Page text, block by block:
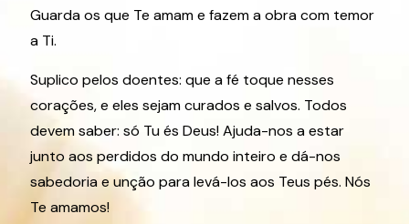
Guarda os que Te amam e fazem a obra com temor
a Ti.
Suplico pelos doentes: que a fé toque nesses
corações, e eles sejam curados e salvos. Todos
devem saber: só Tu és Deus! Ajuda-nos a estar
junto aos perdidos do mundo inteiro e dá-nos
sabedoria e unção para levá-los aos Teus pés. Nós
Te amamos!